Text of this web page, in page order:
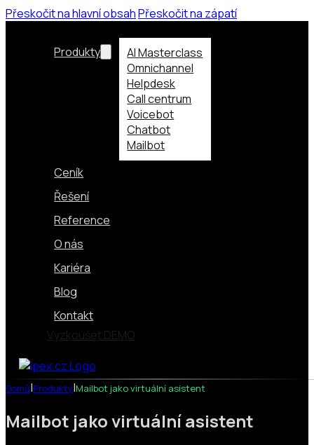
Přeskočit na hlavní obsahPřeskočit na zápatí
Produkty
AI Masterclass
Omnichannel
Helpdesk
Call centrum
Voicebot
Chatbot
Mailbot
Ceník
Řešení
Reference
O nás
Kariéra
Blog
Kontakt
Vyzkoušet DEMO
Domů|Produkty|Mailbot jako virtuální asistent
Mailbot jako virtuální asistent